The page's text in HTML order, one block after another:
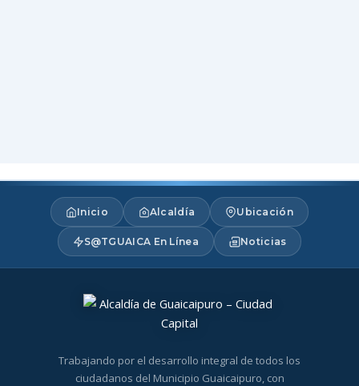
Inicio Alcaldía Ubicación
S@TGUAICA En Línea Noticias
Trabajando por el desarrollo integral de todos los
ciudadanos del Municipio Guaicaipuro, con